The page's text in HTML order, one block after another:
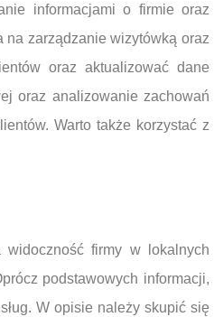
informacjami o firmie oraz
na zarządzanie wizytówką oraz
oraz aktualizować dane
oraz analizowanie zachowań
Warto także korzystać z
widoczność firmy w lokalnych
podstawowych informacji,
W opisie należy skupić się